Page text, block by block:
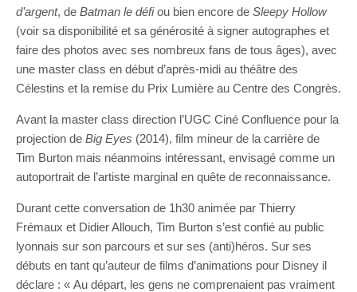
d’argent, de Batman le défiou bien encore de Sleepy Hollow
(voir sa disponibilité et sa générosité à signer autographes et
faire des photos avec ses nombreux fans de tous âges), avec
une master class en début d’après-midi au théâtre des
Célestins et la remise du Prix Lumière au Centre des Congrès.
Avant la master class direction l’UGC Ciné Confluence pour la
projection de Big Eyes (2014), film mineur de la carrière de
Tim Burton mais néanmoins intéressant, envisagé comme un
autoportrait de l’artiste marginal en quête de reconnaissance.
Durant cette conversation de 1h30 animée par Thierry
Frémaux et Didier Allouch, Tim Burton s’est confié au public
lyonnais sur son parcours et sur ses (anti)héros. Sur ses
débuts en tant qu’auteur de films d’animations pour Disney il
déclare : « Au départ, les gens ne comprenaient pas vraiment